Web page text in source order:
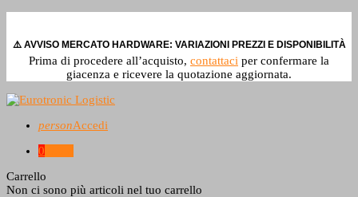
⚠️ AVVISO MERCATO HARDWARE: VARIAZIONI PREZZI E DISPONIBILITÀ
Prima di procedere all’acquisto, contattaci per confermare la
giacenza e ricevere la quotazione aggiornata.
personAccedi
0
Carrello
Non ci sono più articoli nel tuo carrello